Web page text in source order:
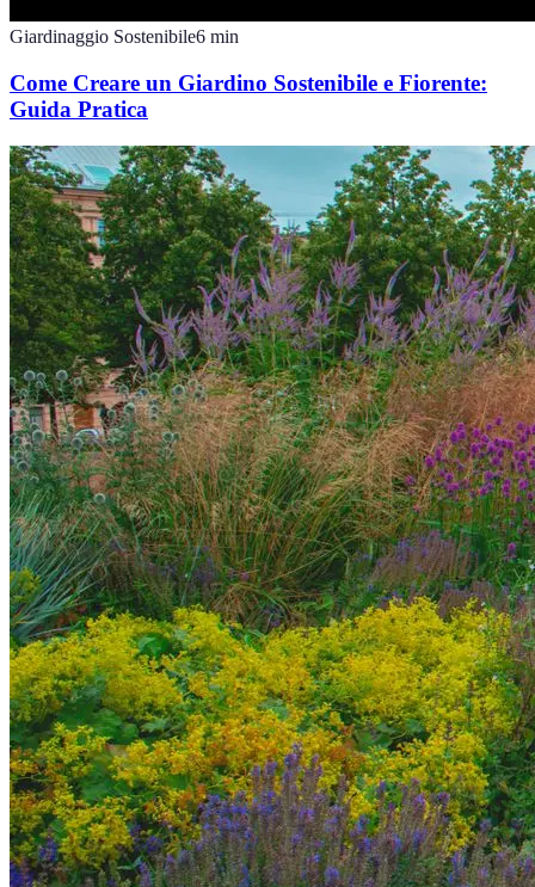
Giardinaggio Sostenibile6 min
Come Creare un Giardino Sostenibile e Fiorente:
Guida Pratica